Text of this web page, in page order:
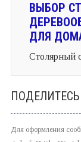
ВЫБОР
ДЛЯ
Столярный
Для оформления